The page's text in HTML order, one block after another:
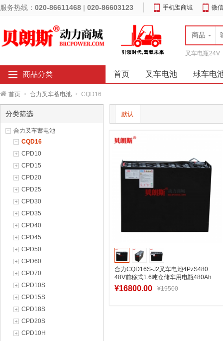
服务热线： 020-86611468 | 020-86603123 手机逛商城 微
商品
叉车电瓶24V
商品分类 首页 叉车电池 球车电
首页 > 合力叉车蓄电池 > CQD16
分类筛选
合力叉车蓄电池
CQD16
CPD10
CPD15
CPD20
CPD25
CPD30
CPD35
CPD40
CPD45
CPD50
CPD60
CPD70
CPD10S
CPD15S
CPD18S
CPD20S
CPD10H
默认
合力CQD16S-J2叉车电池4PzS480
48V前移式1.6吨仓储车用电瓶480Ah
¥16800.00 ¥19500